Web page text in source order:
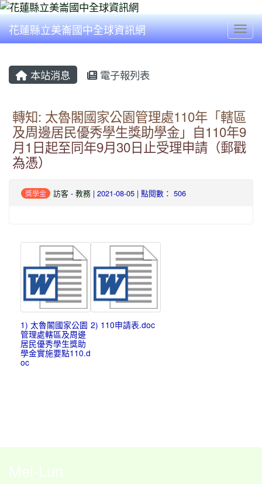
花蓮縣立美崙國中全球資訊網
本站消息 電子報列表
轉知: 太魯閣國家公園管理處110年「轄區
及周邊居民優秀學生獎助學金」自110年9
月1日起至同年9月30日止受理申請（郵戳
為憑）
獎學金 訪客 - 教務 | 2021-08-05 | 點閱數： 506
1) 太魯閣國家公園
管理處轄區及周邊
居民優秀學生獎助
學金實施要點110.d
oc
2) 110申請表.doc
Mei-Lun